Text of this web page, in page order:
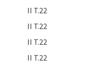
II T.22
II T.22
II T.22
II T.22